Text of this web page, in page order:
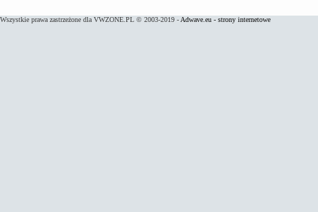
Wszystkie prawa zastrzeżone dla VWZONE.PL © 2003-2019 - Adwave.eu - strony internetowe